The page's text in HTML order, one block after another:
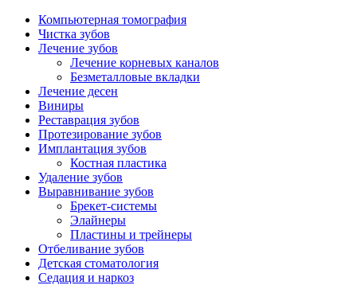
Компьютерная томография
Чистка зубов
Лечение зубов
Лечение корневых каналов
Безметалловые вкладки
Лечение десен
Виниры
Реставрация зубов
Протезирование зубов
Имплантация зубов
Костная пластика
Удаление зубов
Выравнивание зубов
Брекет-системы
Элайнеры
Пластины и трейнеры
Отбеливание зубов
Детская стоматология
Седация и наркоз